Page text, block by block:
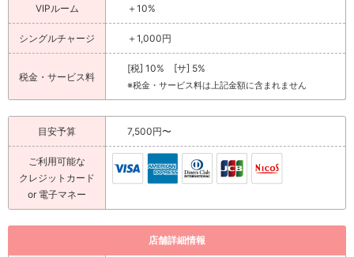
VIPルーム ＋10%
シングルチャージ ＋1,000円
税金・サービス料
[税] 10% [サ] 5%
※税金・サービス料は上記金額に含まれません
目安予算 7,500円〜
ご利用可能な
クレジットカード
or 電子マネー
店舗詳細情報